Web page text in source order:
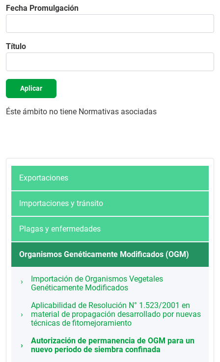
Fecha Promulgación
Título
Aplicar
Éste ámbito no tiene Normativas asociadas
Exportaciones
Importaciones y tránsito
Plagas y enfermedades
Organismos Genéticamente Modificados (OGM)
Importación de Organismos Vegetales
Genéticamente Modificados
Aplicabilidad de Resolución N° 1.523/2001 en
material de propagación desarrollado por nuevas
técnicas de fitomejoramiento
Autorización de permanencia de OGM para un
nuevo periodo de siembra confinada